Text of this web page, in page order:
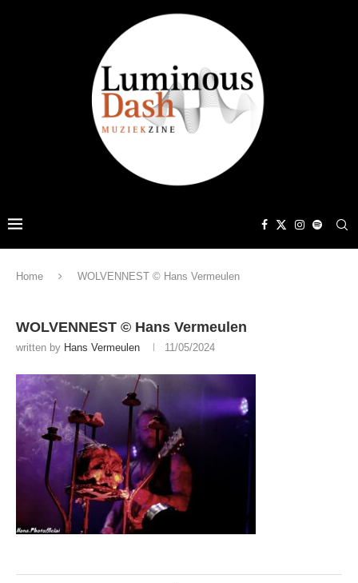
Home WOLVENNEST © Hans Vermeulen
WOLVENNEST © Hans Vermeulen
written by Hans Vermeulen 11/05/2024